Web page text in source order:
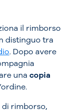
il rimborso
distinguo tra
. Dopo avere
una copia
rimborso,